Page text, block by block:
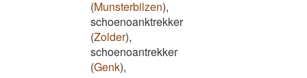
(Munsterbilzen),
schoenoanktrekker
(Zolder),
schoenoantrekker
(Genk),